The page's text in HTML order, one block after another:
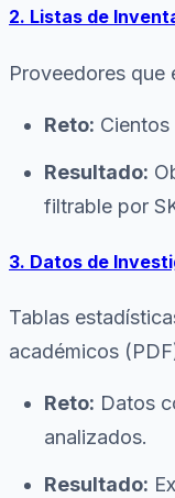
2. Listas de
Proveedores que
Reto:
Resultado:
filtrable por
3. Datos de
Tablas
académicos
Reto: Datos
analizados.
Resultado: